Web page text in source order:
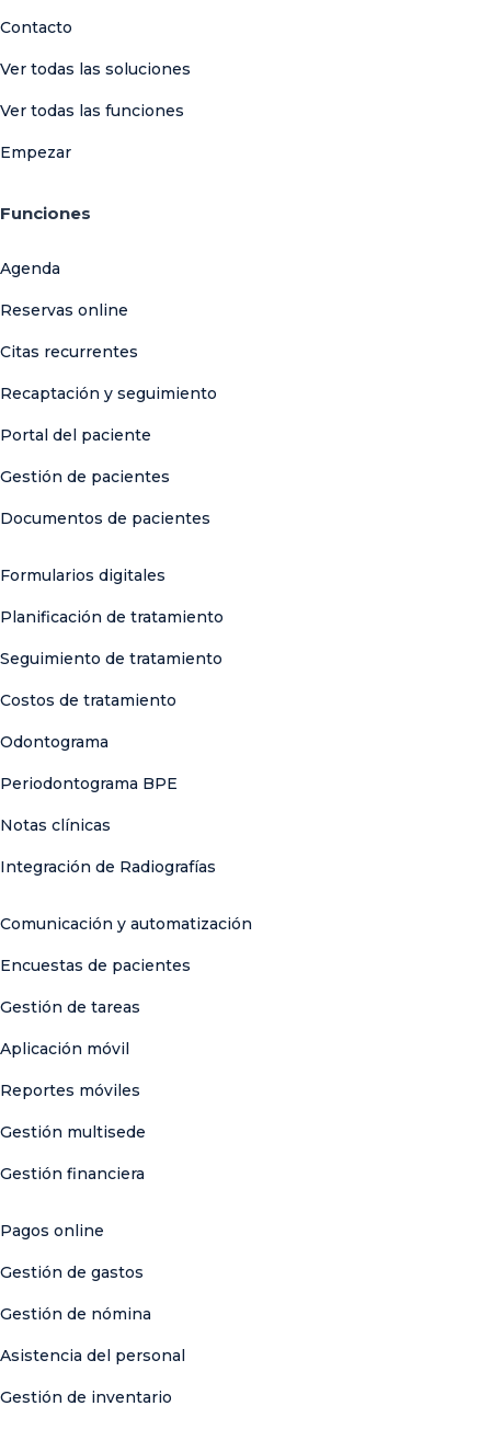
Contacto
Ver todas las soluciones
Ver todas las funciones
Empezar
Funciones
Agenda
Reservas online
Citas recurrentes
Recaptación y seguimiento
Portal del paciente
Gestión de pacientes
Documentos de pacientes
Formularios digitales
Planificación de tratamiento
Seguimiento de tratamiento
Costos de tratamiento
Odontograma
Periodontograma BPE
Notas clínicas
Integración de Radiografías
Comunicación y automatización
Encuestas de pacientes
Gestión de tareas
Aplicación móvil
Reportes móviles
Gestión multisede
Gestión financiera
Pagos online
Gestión de gastos
Gestión de nómina
Asistencia del personal
Gestión de inventario